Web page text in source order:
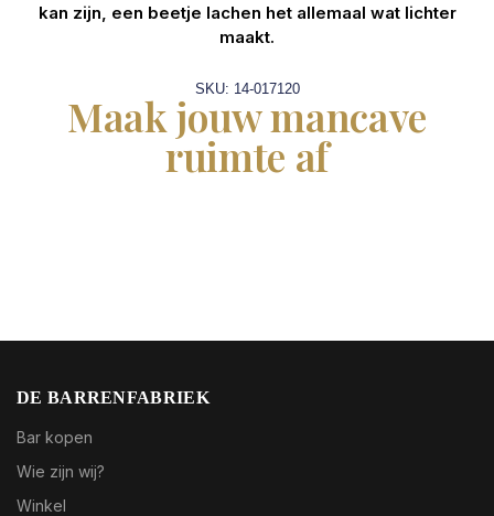
kan zijn, een beetje lachen het allemaal wat lichter
maakt.
SKU: 14-017120
Maak jouw mancave
ruimte af
DE BARRENFABRIEK
Bar kopen
Wie zijn wij?
Winkel